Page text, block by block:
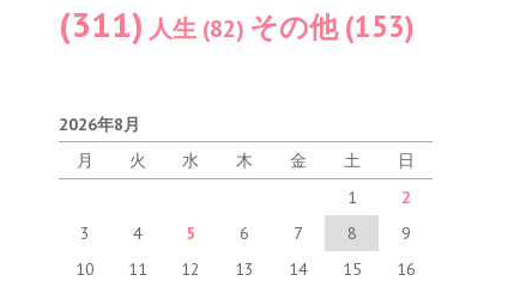
(311) 人生 (82) その他(153)
2026年8月
月
火 水 木 金 土
日
1
2
3
4 5 6 7 8
9
10
11 12 13 14 15
16